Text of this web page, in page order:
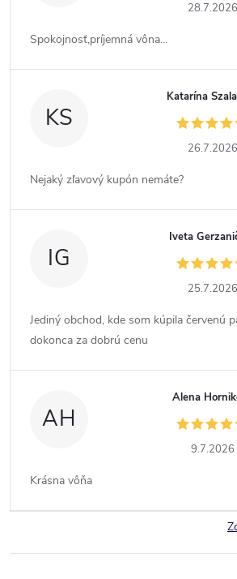
28.7.2026
Spokojnosť,príjemná vôna...
KS
Katarína
26.7.2026
Nejaký zľavový kupón nemáte?
IG
Iveta
25.7.2026
Jediný obchod, kde som kúpila červenú
dokonca za dobrú cenu
AH
Alena
9.7.2026
Krásna vôňa